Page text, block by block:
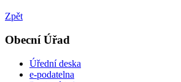
Zpět
Obecní Úřad
Úřední deska
e-podatelna